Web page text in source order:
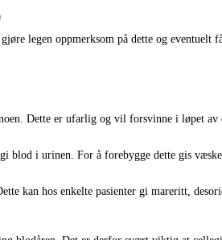
legen oppmerksom på dette og eventuelt
Dette er ufarlig og vil forsvinne i løpet av
i urinen. For å forebygge dette gis
kan hos enkelte pasienter gi mareritt,